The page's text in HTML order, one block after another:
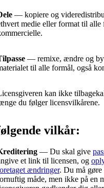
— kopiere og
medie eller format til alle
— remixe, ændre og
til alle formål, også
kan ikke
du følger licensvilkårene.
vilkår:
— Du skal give
et link til licensen, og
ændringer. Du må gøre
måde, men ikke på en